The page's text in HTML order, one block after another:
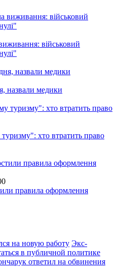
військовий
назвали медики
хто втратить право
правила оформлення
на новую работу Экс-
в публичной политике
ответил на обвинения